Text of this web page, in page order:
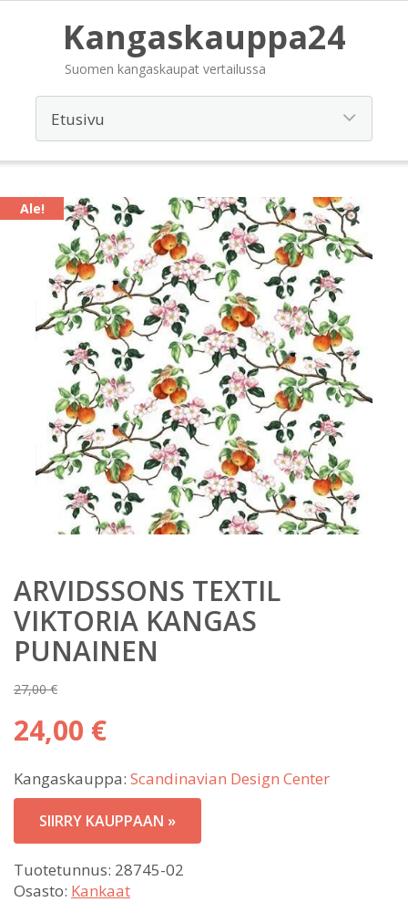
Kangaskauppa24
Suomen kangaskaupat vertailussa
Ale!
ARVIDSSONS TEXTIL
VIKTORIA KANGAS
PUNAINEN
27,00€
Alkuperäinen
hinta
27,00 €.
24,00 €
hinta
on:
24,00 €.
Kangaskauppa: Scandinavian Design Center
SIIRRY KAUPPAAN »
Tuotetunnus: 28745-02
Osasto: Kankaat